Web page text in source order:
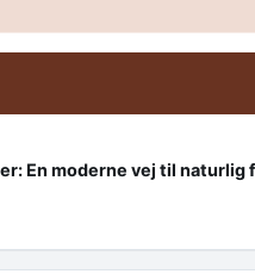
En moderne vej til naturlig